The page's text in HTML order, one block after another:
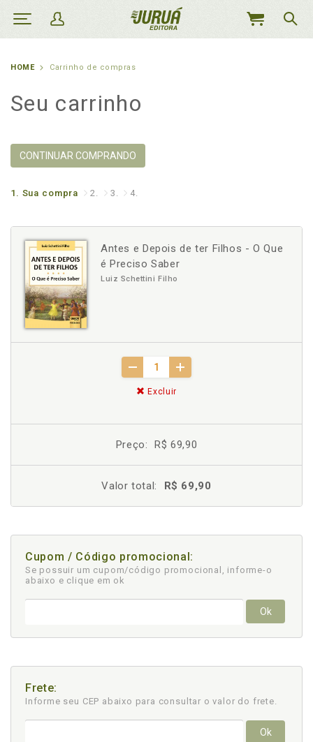
MEU
HOME Carrinho de compras
Seu carrinho
CONTINUAR COMPRANDO
1. Sua compra 2. 3. 4.
Antes e Depois de ter Filhos - O Que
é Preciso Saber
Luiz Schettini Filho
Excluir
Preço: R$ 69,90
Valor total: R$ 69,90
Cupom / Código promocional:
Se possuir um cupom/código promocional, informe-o
abaixo e clique em ok
Ok
Frete:
Informe seu CEP abaixo para consultar o valor do frete.
Ok